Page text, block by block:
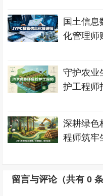
国土信息
化管理师
守护农业
护工程师
深耕绿色
程师筑牢
留言与评论（共有0